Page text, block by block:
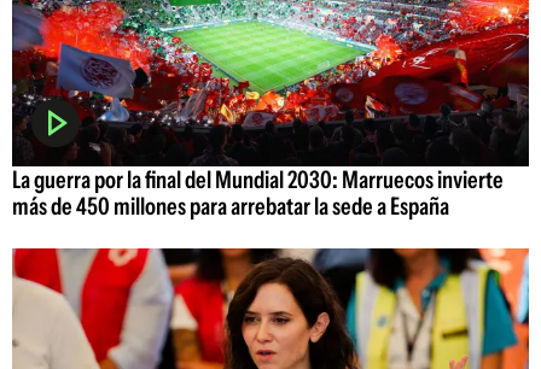
La guerra por la final del Mundial 2030: Marruecos invierte
más de 450 millones para arrebatar la sede a España